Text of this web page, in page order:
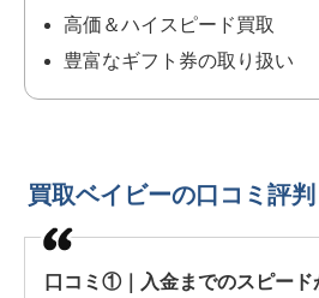
高価＆ハイスピード買取
豊富なギフト券の取り扱い
買取ベイビーの口コミ評判
口コミ①｜入金までのスピード